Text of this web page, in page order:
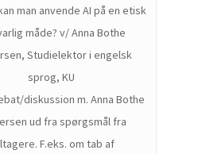
man anvende AI på en etisk
måde? v/ Anna Bothe
Studielektor i engelsk
sprog, KU
diskussion m. Anna Bothe
ud fra spørgsmål fra
F.eks. om tab af